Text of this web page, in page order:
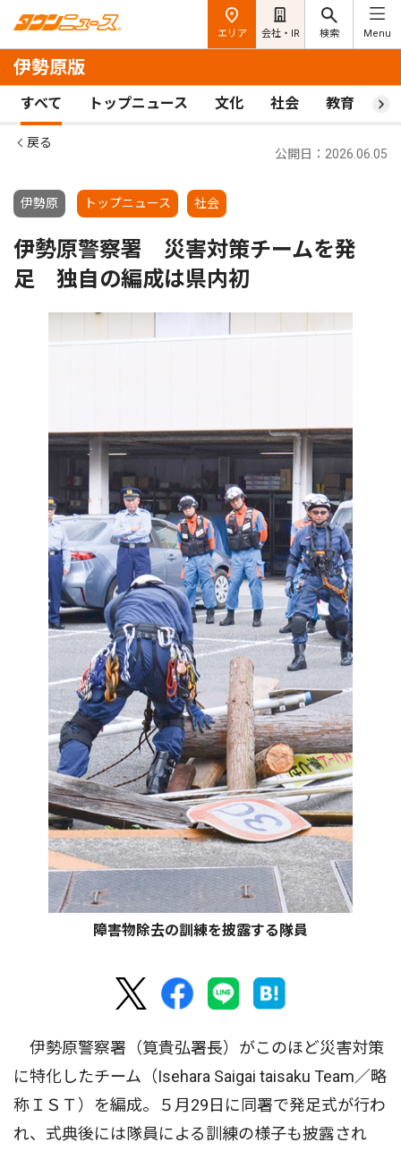
エリア 会社・IR 検索 Menu
伊勢原版
すべて トップニュース 文化 社会 教育 ス
戻る
伊勢原 トップニュース 社会
公開日：2026.06.05
伊勢原警察署 災害対策チームを発
足 独自の編成は県内初
障害物除去の訓練を披露する隊員
伊勢原警察署（筧貴弘署長）がこのほど災害対策
に特化したチーム（Isehara Saigai taisaku Team／略
称ＩＳＴ）を編成。５月29日に同署で発足式が行わ
れ、式典後には隊員による訓練の様子も披露され